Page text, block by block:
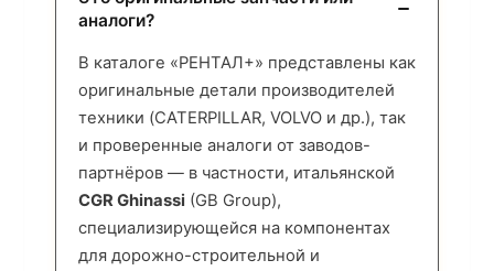
аналоги?
В каталоге «РЕНТАЛ+» представлены как
оригинальные детали производителей
техники (CATERPILLAR, VOLVO и др.), так
и проверенные аналоги от заводов-
партнёров — в частности, итальянской
CGR Ghinassi (GB Group),
специализирующейся на компонентах
для дорожно-строительной и